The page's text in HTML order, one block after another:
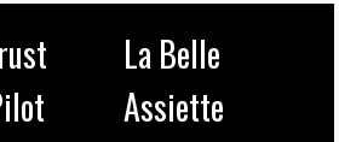
La Belle
Assiette